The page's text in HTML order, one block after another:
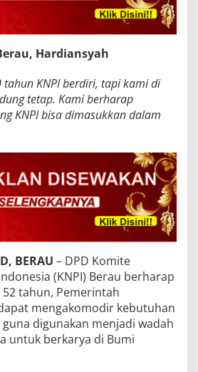
Hardiansyah
tahun KNPI berdiri, tapi kami di
tetap. Kami berharap
KNPI bisa dimasukkan dalam
BERAU – DPD Komite
(KNPI) Berau berharap
52 tahun, Pemerintah
mengakomodir kebutuhan
digunakan menjadi wadah
untuk berkarya di Bumi